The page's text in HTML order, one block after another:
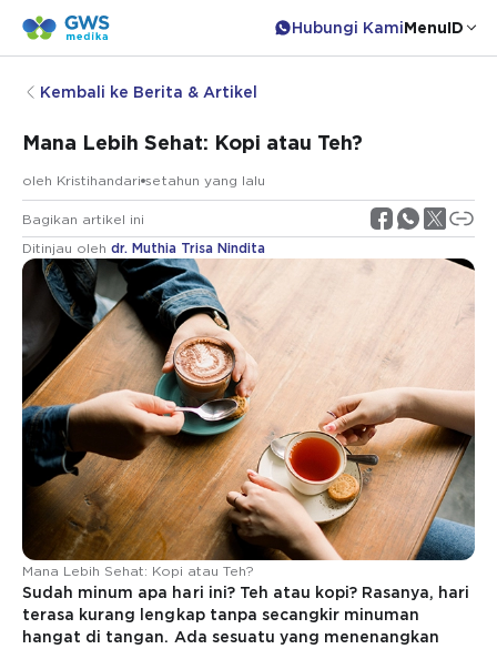
Hubungi KamiMenuID
Kembali ke Berita & Artikel
Mana Lebih Sehat: Kopi atau Teh?
oleh Kristihandari setahun yang lalu
Bagikan artikel ini
Ditinjau oleh dr. Muthia Trisa Nindita
Mana Lebih Sehat: Kopi atau Teh?
Sudah minum apa hari ini? Teh atau kopi? Rasanya, hari
terasa kurang lengkap tanpa secangkir minuman
hangat di tangan. Ada sesuatu yang menenangkan